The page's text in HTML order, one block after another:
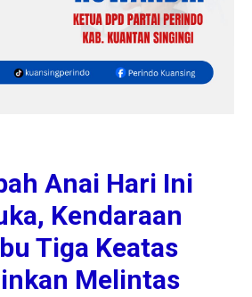
Anai Hari Ini
Kendaraan
Tiga Keatas
Melintas